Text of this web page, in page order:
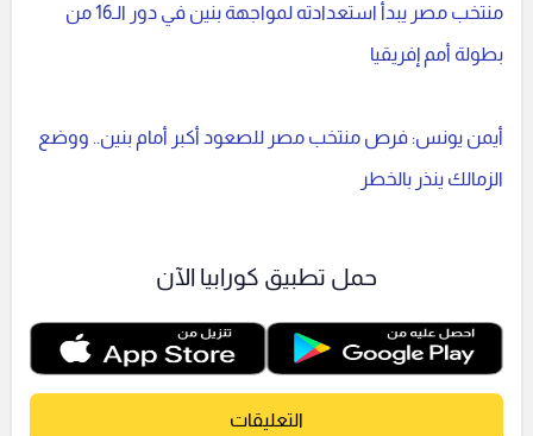
منتخب مصر يبدأ استعدادته لمواجهة بنين في دور الـ16 من
بطولة أمم إفريقيا
أيمن يونس: فرص منتخب مصر للصعود أكبر أمام بنين.. ووضع
الزمالك ينذر بالخطر
حمل تطبيق كورابيا الآن
التعليقات